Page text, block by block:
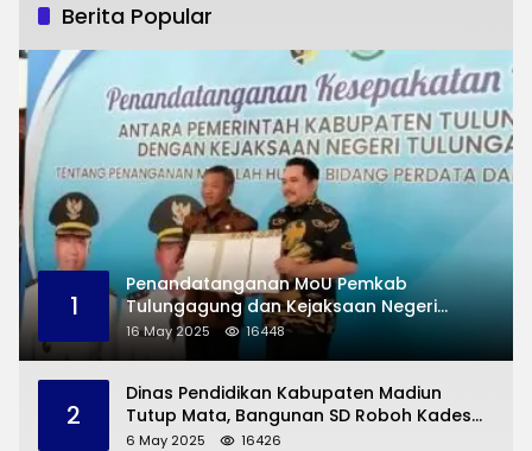
Berita Popular
1
Penandatanganan MoU Pemkab
Tulungagung dan Kejaksaan Negeri
Permasalahan Hukum
16 May 2025 16448
2
Dinas Pendidikan Kabupaten Madiun
Tutup Mata, Bangunan SD Roboh Kades
Dermorejo Bangun Pakai Dana Pribadi
6 May 2025 16426